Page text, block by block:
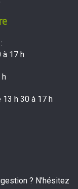
à 17 h
h
h 30 à 17 h
? N'hésitez